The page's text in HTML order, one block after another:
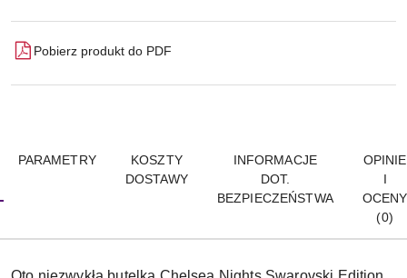
Pobierz produkt do PDF
PARAMETRY
KOSZTY
DOSTAWY
INFORMACJE
DOT.
BEZPIECZEŃSTWA
OPINIE
I
OCENY
(0)